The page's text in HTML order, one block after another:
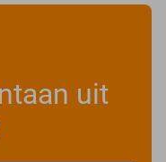
uit